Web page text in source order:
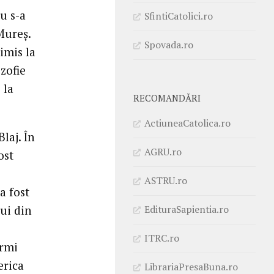
s-a
la
la
În
fost
din
SfintiCatolici.ro
Spovada.ro
RECOMANDĂRI
ActiuneaCatolica.ro
AGRU.ro
ASTRU.ro
EdituraSapientia.ro
ITRC.ro
LibrariaPresaBuna.ro